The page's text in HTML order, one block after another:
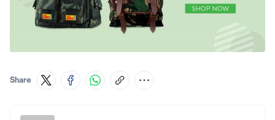
Share